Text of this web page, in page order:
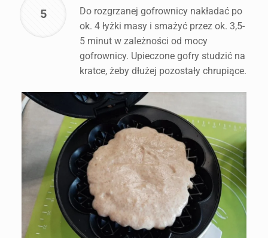
5
Do rozgrzanej gofrownicy nakładać po
ok. 4 łyżki masy i smażyć przez ok. 3,5-
5 minut w zależności od mocy
gofrownicy. Upieczone gofry studzić na
kratce, żeby dłużej pozostały chrupiące.